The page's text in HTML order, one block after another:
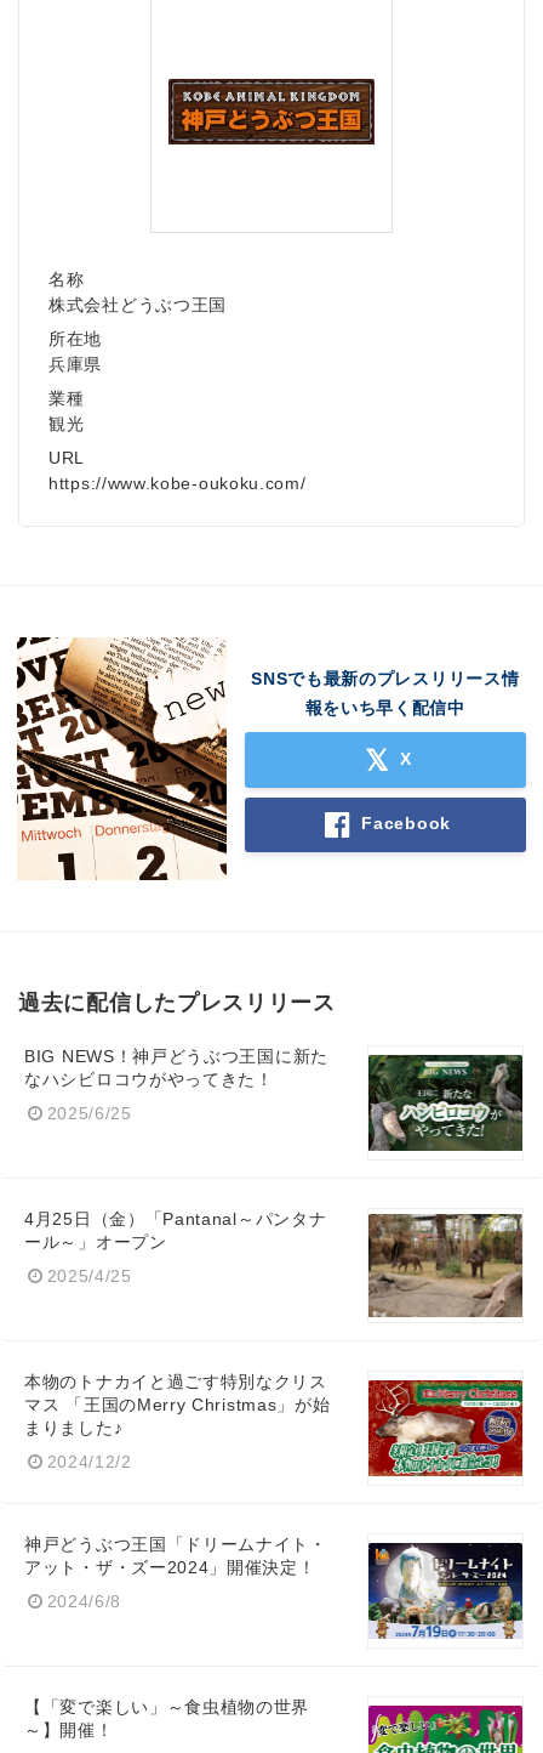
名称
株式会社どうぶつ王国
所在地
兵庫県
業種
観光
URL
https://www.kobe-oukoku.com/
SNSでも最新のプレスリリース情
報をいち早く配信中
X
Facebook
過去に配信したプレスリリース
BIG NEWS！神戸どうぶつ王国に新た
なハシビロコウがやってきた！
2025/6/25
4月25日（金）「Pantanal～パンタナ
ール～」オープン
2025/4/25
本物のトナカイと過ごす特別なクリス
マス 「王国のMerry Christmas」が始
まりました♪
2024/12/2
神戸どうぶつ王国「ドリームナイト・
アット・ザ・ズー2024」開催決定！
2024/6/8
【「変で楽しい」～食虫植物の世界
～】開催！